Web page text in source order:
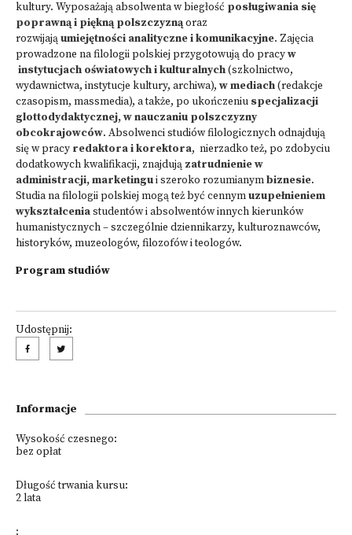
kultury. Wyposażają absolwenta w biegłość posługiwania się
poprawną i piękną polszczyznąoraz
rozwijająumiejętności analityczne i komunikacyjne. Zajęcia
prowadzone na filologii polskiej przygotowują do pracyw
instytucjach oświatowych i kulturalnych(szkolnictwo,
wydawnictwa, instytucje kultury, archiwa), w mediach(redakcje
czasopism, massmedia), a także, po ukończeniu specjalizacji
glottodydaktycznej, w nauczaniu polszczyzny
obcokrajowców. Absolwenci studiów filologicznych odnajdują
się w pracy redaktora i korektora, nierzadko też, po zdobyciu
dodatkowych kwalifikacji, znajdują zatrudnienie w
administracji, marketingui szeroko rozumianymbiznesie.
Studia na filologii polskiej mogą też być cennymuzupełnieniem
wykształceniastudentów i absolwentów innych kierunków
humanistycznych – szczególnie dziennikarzy, kulturoznawców,
historyków, muzeologów, filozofów i teologów.
Program studiów
Udostępnij:
Informacje
Wysokość czesnego:
bez opłat
Długość trwania kursu:
2 lata
: